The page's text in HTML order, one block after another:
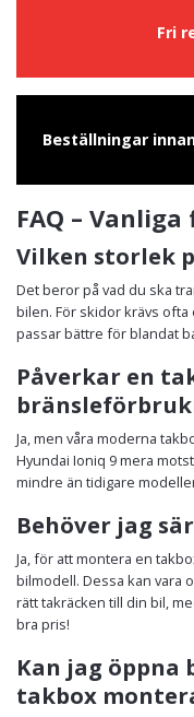
Fri
Beställningar
FAQ –
Vilken storlek
Det beror på vad du ska
bilen. För skidor krävs
passar bättre för blandat
Påverkar en
Ja, men våra moderna
Hyundai Ioniq 9 mera
mindre än tidigare
Behöver jag
Ja, för att montera en
bilmodell. Dessa kan vara
rätt takräcken till din bil,
bra pris!
Kan jag öppna
takbox